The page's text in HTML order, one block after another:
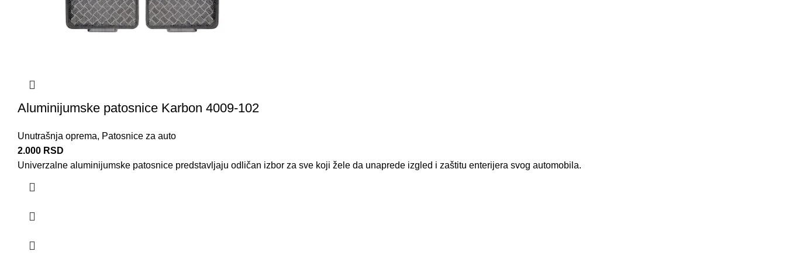
Aluminijumske patosnice Karbon 4009-102
Unutrašnja oprema, Patosnice za auto
2.000 RSD
Univerzalne aluminijumske patosnice predstavljaju odličan izbor za sve koji žele da unaprede izgled i zaštitu enterijera svog automobila.